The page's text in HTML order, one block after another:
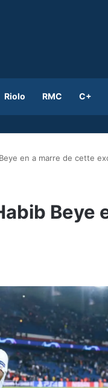
Riolo RMC C+
en a marre de cette
Beye